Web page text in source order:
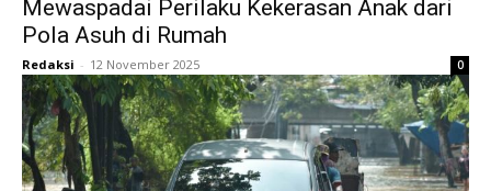
Mewaspadai Perilaku Kekerasan Anak dari
Pola Asuh di Rumah
Redaksi - 12 November 2025 0